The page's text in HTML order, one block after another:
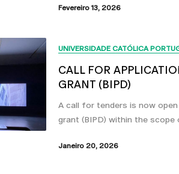
Fevereiro 13, 2026
UNIVERSIDADE CATÓLICA
CALL FOR
GRANT (BIPD)
A call for tenders is now
grant (BIPD) within the scope
Janeiro 20, 2026